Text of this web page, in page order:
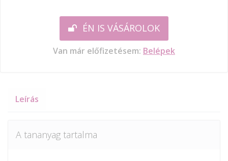
ÉN IS VÁSÁROLOK
Van már előfizetésem: Belépek
Leírás
A tananyag tartalma